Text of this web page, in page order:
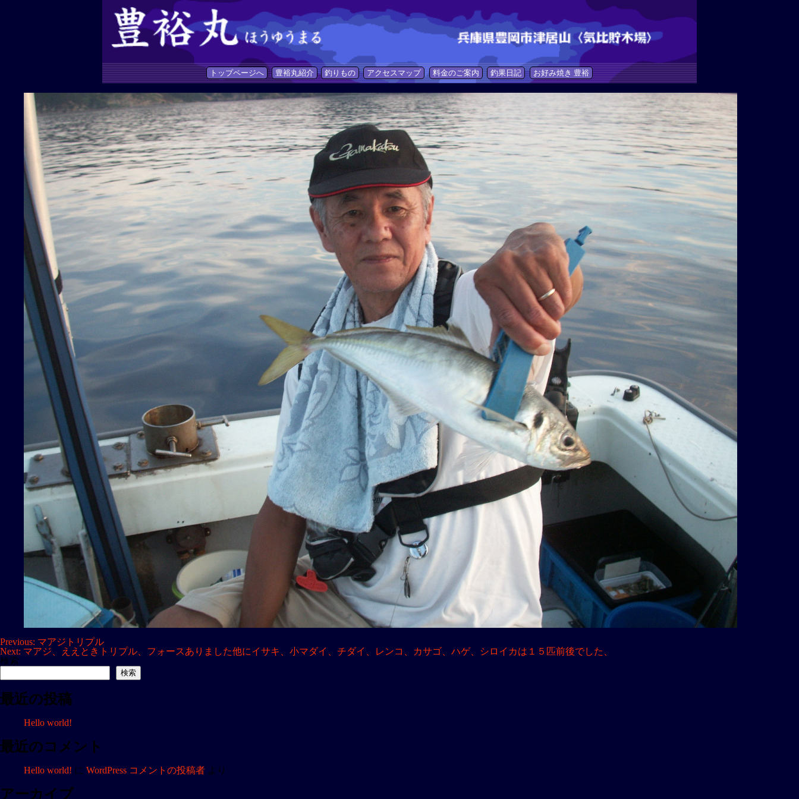
トップページへ 豊裕丸紹介 釣りもの アクセスマップ 料金のご案内 釣果日記 お好み焼き 豊裕
投
稿
ゲ
ョ
ン
Previous: マアジトリプル
Next: マアジ、ええときトリプル、フォースありました他にイサキ、小マダイ、チダイ、レンコ、カサゴ、ハゲ、シロイカは１５匹前後でした、
検索
検索
最近の投稿
Hello world!
最近のコメント
Hello world! に WordPress コメントの投稿者 より
アーカイブ